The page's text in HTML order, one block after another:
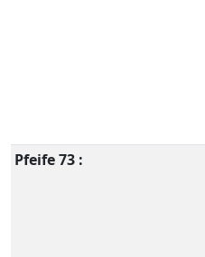
Pfeife 73 :